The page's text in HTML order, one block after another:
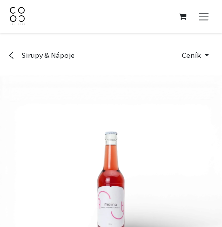
Přejít na obsah
Sirupy & Nápoje Ceník